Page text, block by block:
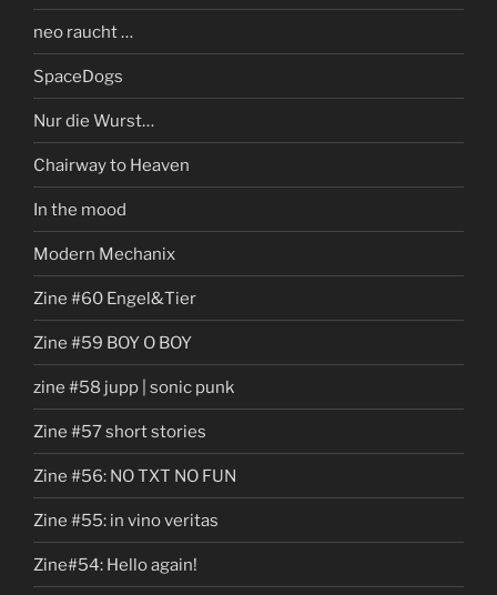
neo raucht …
SpaceDogs
Nur die Wurst…
Chairway to Heaven
In the mood
Modern Mechanix
Zine #60 Engel&Tier
Zine #59 BOY O BOY
zine #58 jupp | sonic punk
Zine #57 short stories
Zine #56: NO TXT NO FUN
Zine #55: in vino veritas
Zine#54: Hello again!